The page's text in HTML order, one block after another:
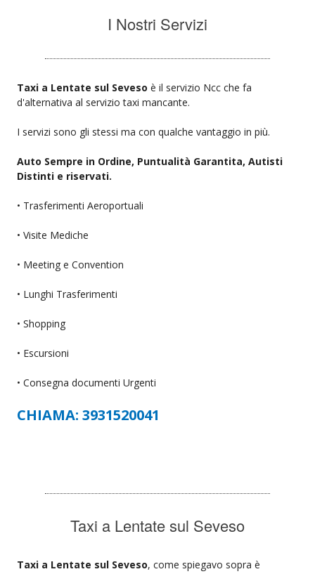
I Nostri Servizi
Taxi a Lentate sul Seveso è il servizio Ncc che fa
d'alternativa al servizio taxi mancante.
I servizi sono gli stessi ma con qualche vantaggio in più.
Auto Sempre in Ordine, Puntualità Garantita, Autisti
Distinti e riservati.
• Trasferimenti Aeroportuali
• Visite Mediche
• Meeting e Convention
• Lunghi Trasferimenti
• Shopping
• Escursioni
• Consegna documenti Urgenti
CHIAMA: 3931520041
Taxi a Lentate sul Seveso
Taxi a Lentate sul Seveso, come spiegavo sopra è